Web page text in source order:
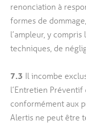
renonciation à
formes de
l’ampleur, y
techniques, de
7.3 Il incombe
l’Entretien
conformément aux
Alertis ne peut être